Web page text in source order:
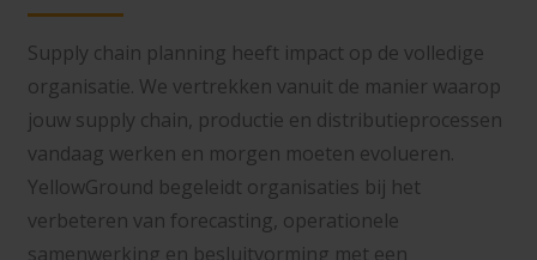
Supply chain planning heeft impact op de volledige
organisatie. We vertrekken vanuit de manier waarop
jouw supply chain, productie en distributieprocessen
vandaag werken en morgen moeten evolueren.
YellowGround begeleidt organisaties bij het
verbeteren van forecasting, operationele
samenwerking en besluitvorming met een